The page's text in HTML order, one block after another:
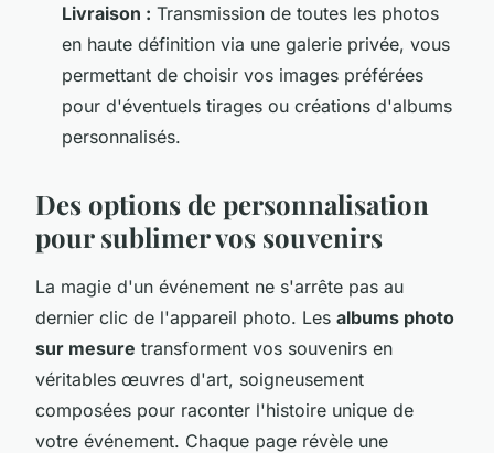
Livraison : Transmission de toutes les photos
en haute définition via une galerie privée, vous
permettant de choisir vos images préférées
pour d'éventuels tirages ou créations d'albums
personnalisés.
Des options de personnalisation
pour sublimer vos souvenirs
La magie d'un événement ne s'arrête pas au
dernier clic de l'appareil photo. Les albums photo
sur mesure transforment vos souvenirs en
véritables œuvres d'art, soigneusement
composées pour raconter l'histoire unique de
votre événement. Chaque page révèle une